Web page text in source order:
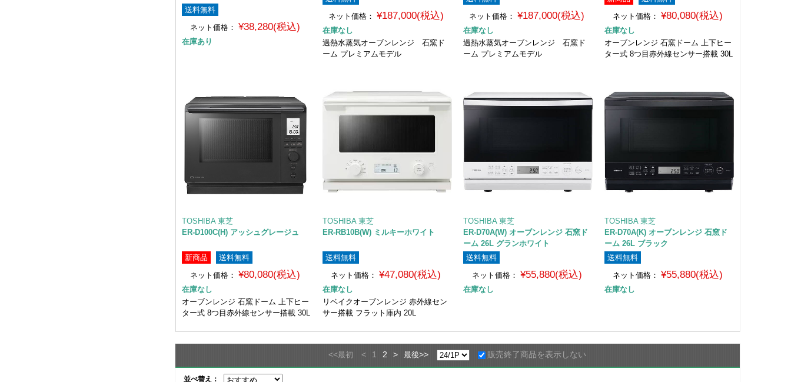
送料無料
ネット価格：
¥38,280(税込)
在庫あり
ネット価格： ¥187,000(税込)
在庫なし
過熱水蒸気オーブンレンジ 石窯ド
ーム プレミアムモデル
ネット価格：
¥187,000(税込)
在庫なし
過熱水蒸気オーブンレンジ 石窯ド
ーム プレミアムモデル
ネット価格： ¥80,080(税込)
在庫なし
オーブンレンジ 石窯ドーム 上下ヒー
ター式 8つ目赤外線センサー搭載 30L
TOSHIBA 東芝
ER-D100C(H) アッシュグレージュ
新商品
送料無料
ネット価格：
¥80,080(税込)
在庫なし
オーブンレンジ 石窯ドーム 上下ヒー
ター式 8つ目赤外線センサー搭載 30L
TOSHIBA 東芝
ER-RB10B(W) ミルキーホワイト
送料無料
ネット価格：
¥47,080(税込)
在庫なし
リベイクオーブンレンジ 赤外線セン
サー搭載 フラット庫内 20L
TOSHIBA 東芝
ER-D70A(W) オーブンレンジ 石窯ド
ーム 26L グランホワイト
送料無料
ネット価格： ¥55,880(税込)
在庫なし
TOSHIBA 東芝
ER-D70A(K) オーブンレンジ 石窯ド
ーム 26L ブラック
送料無料
ネット価格： ¥55,880(税込)
在庫なし
<<最初 < 1 2 > 最後>> 販売終了商品を表示しない
並べ替え：